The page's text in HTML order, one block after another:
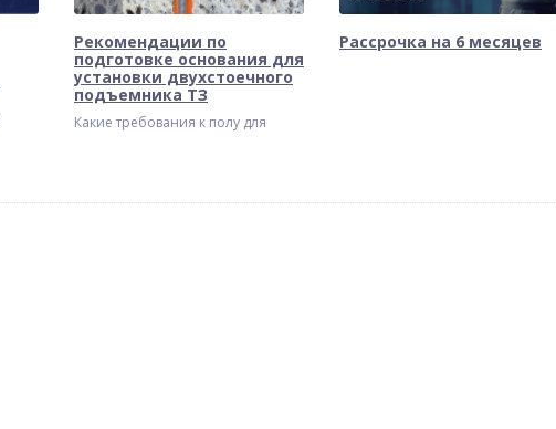
Рекомендации по
подготовке основания для
установки двухстоечного
подъемника ТЗ
Какие требования к полу для
Рассрочка на 6 месяцев